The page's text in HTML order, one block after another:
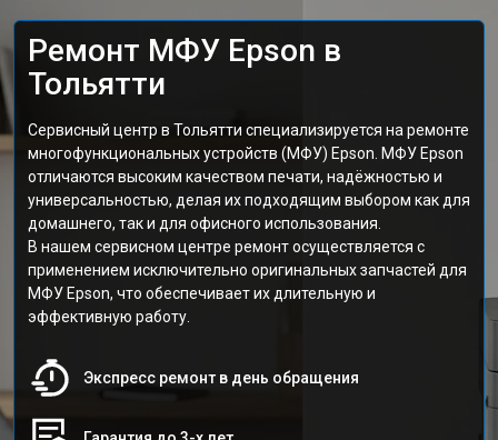
Ремонт МФУ Epson в
Тольятти
Сервисный центр в Тольятти специализируется на ремонте
многофункциональных устройств (МФУ) Epson. МФУ Epson
отличаются высоким качеством печати, надёжностью и
универсальностью, делая их подходящим выбором как для
домашнего, так и для офисного использования.
В нашем сервисном центре ремонт осуществляется с
применением исключительно оригинальных запчастей для
МФУ Epson, что обеспечивает их длительную и
эффективную работу.
Экспресс ремонт в день обращения